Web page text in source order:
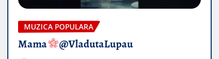
MUZICA POPULARA
Mama @VladutaLupau